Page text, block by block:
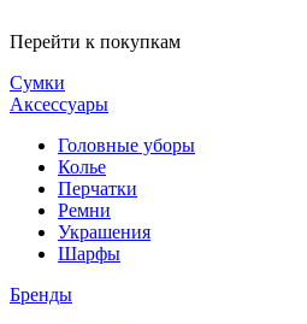
Перейти к покупкам
Сумки
Аксессуары
Головные уборы
Колье
Перчатки
Ремни
Украшения
Шарфы
Бренды